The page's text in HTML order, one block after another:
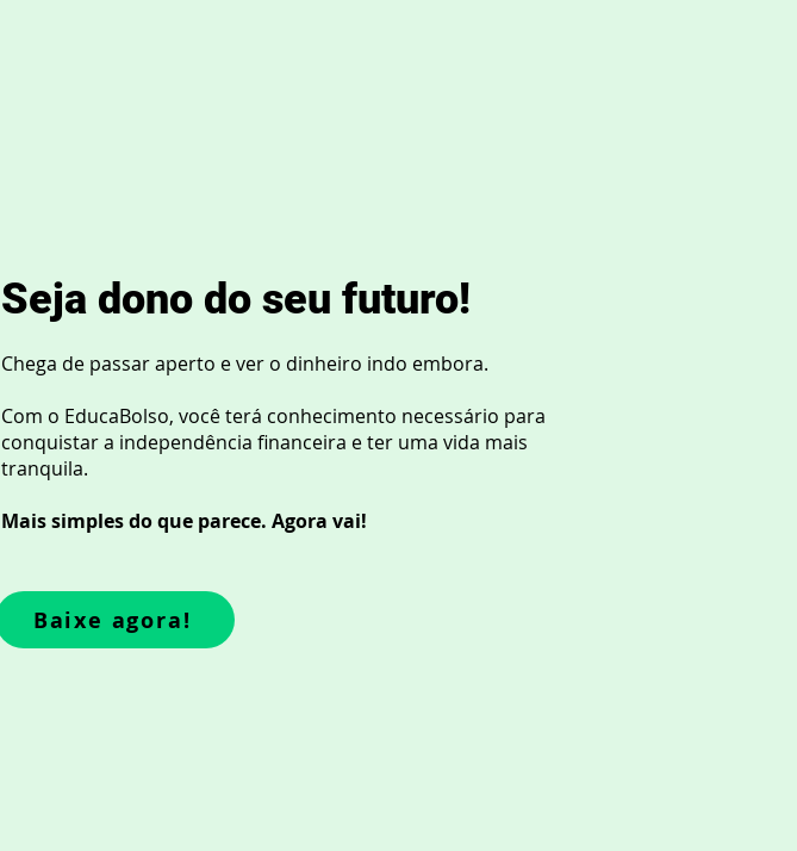
Seja dono do seu futuro!
Chega de passar aperto e ver o dinheiro indo embora.
Com o EducaBolso, você terá conhecimento necessário para
conquistar a independência financeira e ter uma vida mais
tranquila.
Mais simples do que parece. Agora vai!
Baixe agora!